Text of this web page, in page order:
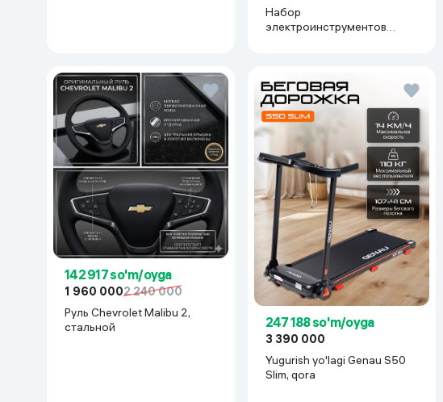
Набор
электроинструментов
142 917 so'm/oyga
1 960 0002 240 000
Руль Chevrolet Malibu 2,
cтальной
247 188 so'm/oyga
3 390 000
Yugurish yo'lagi Genau S50
Slim, qora